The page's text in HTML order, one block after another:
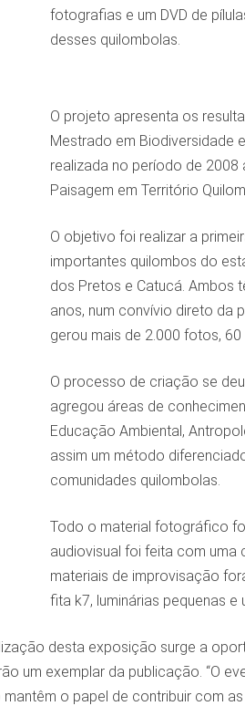
fotografias e um DVD de
desses quilombolas.
O projeto apresenta os
Mestrado em Biodiversidade
realizada no período de 2008
Paisagem em Território
O objetivo foi realizar a
importantes quilombos do
dos Pretos e Catucá. Ambos
anos, num convívio direto da
gerou mais de 2.000 fotos,
O processo de criação se
agregou áreas de
Educação Ambiental,
assim um método
comunidades quilombolas.
Todo o material fotográfico
audiovisual foi feita com uma
materiais de improvisação
fita k7, luminárias pequenas e
desta exposição surge a
um exemplar da publicação. “O
o papel de contribuir com